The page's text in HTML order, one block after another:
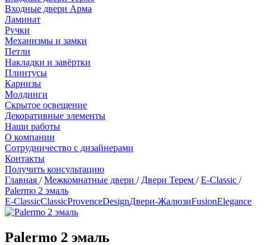
Входные двери Арма
Ламинат
Ручки
Механизмы и замки
Петли
Накладки и завёртки
Плинтусы
Карнизы
Молдинги
Скрытое освещение
Декоративные элементы
Наши работы
О компании
Сотрудничество с дизайнерами
Контакты
Получить консультацию
Главная /Межкомнатные двери / Двери Терем /Е-Classic /
Palermo 2 эмаль
Е-ClassicClassicProvenceDesignДвери-ЖалюзиFusionElegance
Palermo 2 эмаль